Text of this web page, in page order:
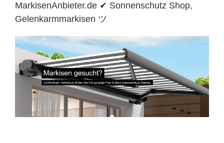
MarkisenAnbieter.de ✔ Sonnenschutz Shop,
Gelenkarmmarkisen ツ